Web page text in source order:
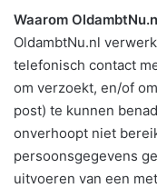
Waarom
OldambtNu.nl
telefonisch contact
om verzoekt, en/of
post) te kunnen
onverhoopt niet
persoonsgegevens
uitvoeren van een